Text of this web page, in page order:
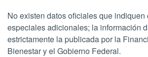
No existen datos oficiales que
especiales adicionales; la información
estrictamente la publicada por la
Bienestar y el Gobierno Federal.